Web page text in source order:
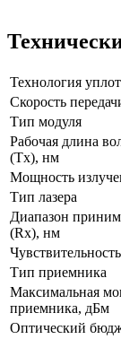
Технология
Скорость
Тип модуля
Рабочая длина
(Tx), нм
Мощность
Тип лазера
Диапазон
(Rx), нм
Тип приемника
Максимальная
приемника, дБм
Оптический